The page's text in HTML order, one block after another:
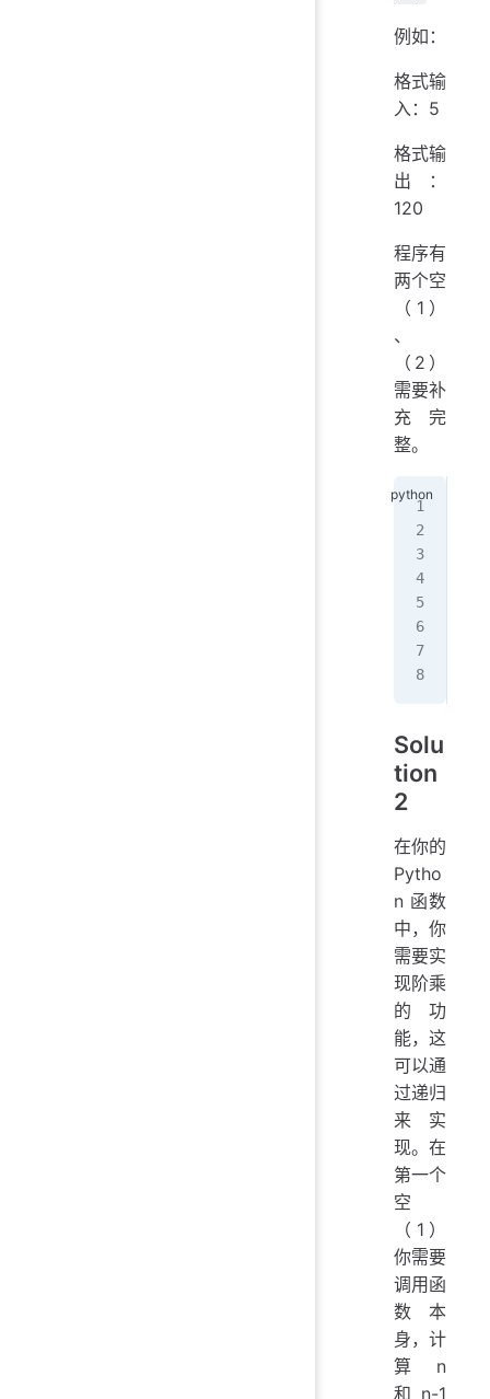
例如：
格式输
入：5
格式输
出：
120
程序有
两个空
（1）
、
（2）
需要补
充完
整。
Solu
tion
2
在你的
Pytho
n 函数
中，你
需要实
现阶乘
的功
能，这
可以通
过递归
来实
现。在
第一个
空
（1）
你需要
调用函
数本
身，计
算 n
和 n-1